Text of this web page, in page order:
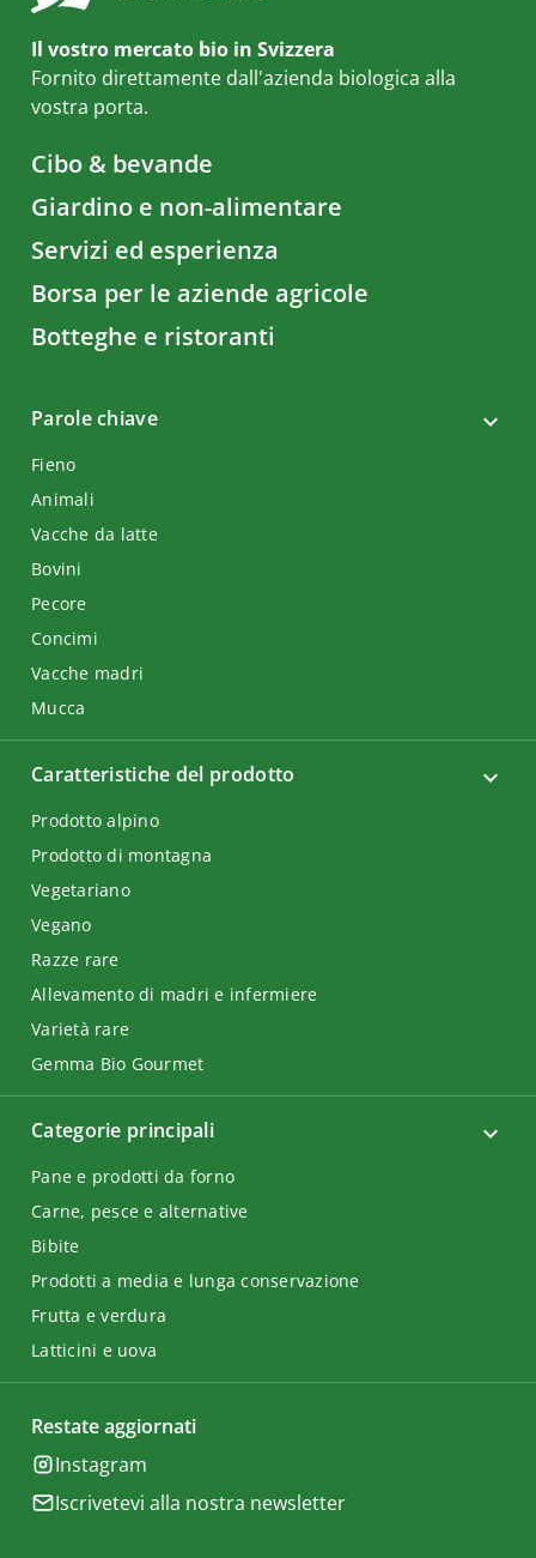
Il vostro mercato bio in Svizzera
Fornito direttamente dall'azienda biologica alla
vostra porta.
Cibo & bevande
Giardino e non-alimentare
Servizi ed esperienza
Borsa per le aziende agricole
Botteghe e ristoranti
Parole chiave
Fieno
Animali
Vacche da latte
Bovini
Pecore
Concimi
Vacche madri
Mucca
Categorie principali
Pane e prodotti da forno
Carne, pesce e alternative
Bibite
Prodotti a media e lunga conservazione
Frutta e verdura
Latticini e uova
Caratteristiche del prodotto
Prodotto alpino
Prodotto di montagna
Vegetariano
Vegano
Razze rare
Allevamento di madri e infermiere
Varietà rare
Gemma Bio Gourmet
Restate aggiornati
Instagram
Iscrivetevi alla nostra newsletter